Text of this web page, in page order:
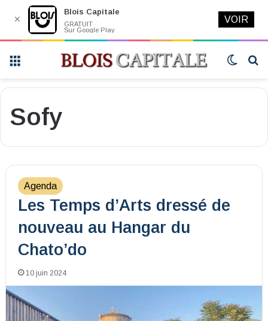
Switch
Sofy
Agenda
Les Temps d’Arts dressé de
nouveau au Hangar du
Chato’do
10 juin 2024
✕
Blois Capitale
GRATUIT
Sur Google Play
VOIR